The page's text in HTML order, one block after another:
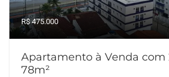
R$ 475.000
Apartamento à Venda com
78m²